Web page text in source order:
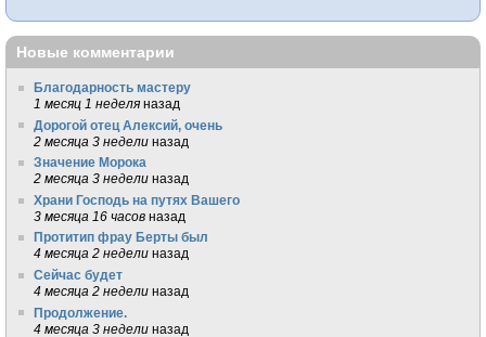
Новые комментарии
Благодарность мастеру
1 месяц 1 неделя назад
Дорогой отец Алексий, очень
2 месяца 3 недели назад
Значение Морока
2 месяца 3 недели назад
Храни Господь на путях Вашего
3 месяца 16 часов назад
Протитип фрау Берты был
4 месяца 2 недели назад
Сейчас будет
4 месяца 2 недели назад
Продолжение.
4 месяца 3 недели назад